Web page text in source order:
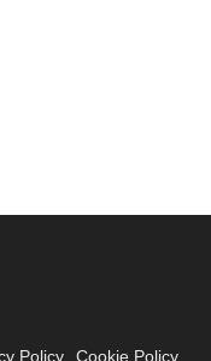
Policy Cookie Policy